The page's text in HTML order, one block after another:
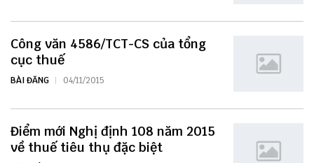
Công văn 4586/TCT-CS của tổng
cục thuế
BÀI ĐĂNG 04/11/2015
Điểm mới Nghị định 108 năm 2015
về thuế tiêu thụ đặc biệt